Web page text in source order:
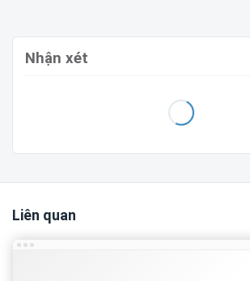
Hỗ trợ thêm các nút gọi, zalo ...
Nhận xét
Liên quan